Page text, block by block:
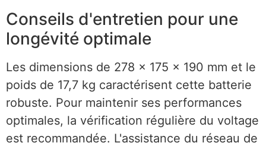
Conseils d'entretien pour une
longévité optimale
Les dimensions de 278 x 175 x 190 mm et le
poids de 17,7 kg caractérisent cette batterie
robuste. Pour maintenir ses performances
optimales, la vérification régulière du voltage
est recommandée. L'assistance du réseau de